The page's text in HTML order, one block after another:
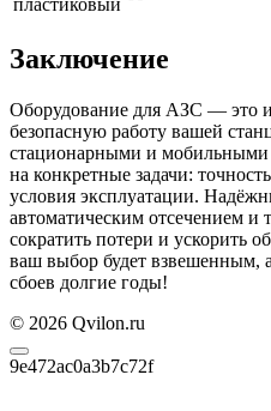
пластиковый
Заключение
Оборудование для АЗС — это
безопасную работу вашей
стационарными и мобильными
на конкретные задачи:
условия эксплуатации.
автоматическим отсечением и
сократить потери и ускорить
ваш выбор будет взвешенным,
сбоев долгие годы!
© 2026 Qvilon.ru
9e472ac0a3b7c72f